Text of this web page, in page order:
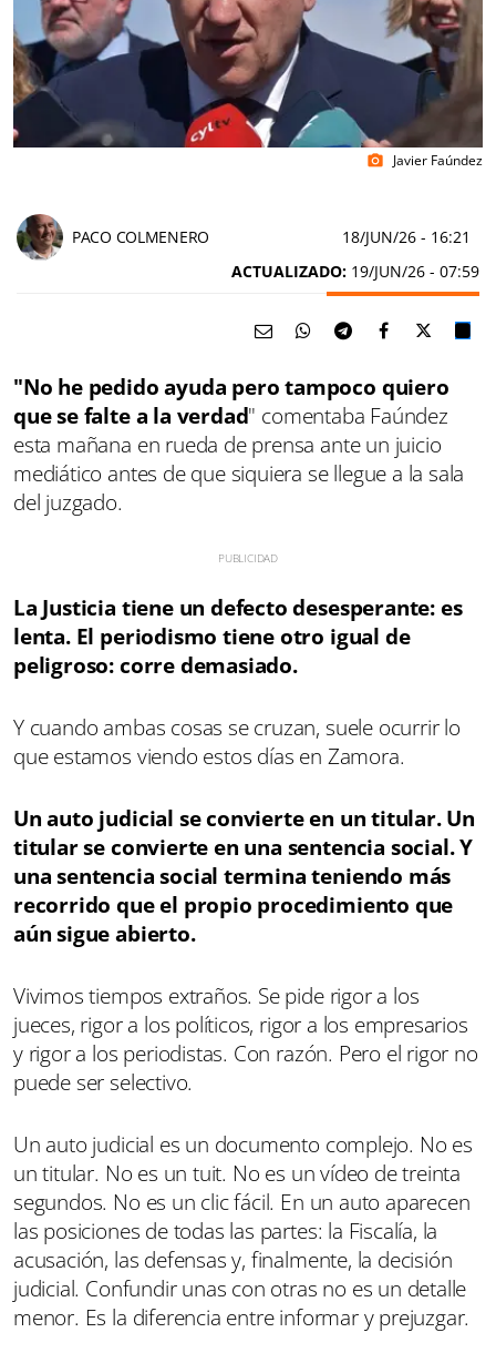
photo_camera Javier Faúndez
PACO COLMENERO 18/JUN/26 - 16:21
ACTUALIZADO: 19/JUN/26 - 07:59
"No he pedido ayuda pero tampoco quiero
que se falte a la verdad" comentaba Faúndez
esta mañana en rueda de prensa ante un juicio
mediático antes de que siquiera se llegue a la sala
del juzgado.
La Justicia tiene un defecto desesperante: es
lenta. El periodismo tiene otro igual de
peligroso: corre demasiado.
Y cuando ambas cosas se cruzan, suele ocurrir lo
que estamos viendo estos días en Zamora.
Un auto judicial se convierte en un titular. Un
titular se convierte en una sentencia social. Y
una sentencia social termina teniendo más
recorrido que el propio procedimiento que
aún sigue abierto.
Vivimos tiempos extraños. Se pide rigor a los
jueces, rigor a los políticos, rigor a los empresarios
y rigor a los periodistas. Con razón. Pero el rigor no
puede ser selectivo.
Un auto judicial es un documento complejo. No es
un titular. No es un tuit. No es un vídeo de treinta
segundos. No es un clic fácil. En un auto aparecen
las posiciones de todas las partes: la Fiscalía, la
acusación, las defensas y, finalmente, la decisión
judicial. Confundir unas con otras no es un detalle
menor. Es la diferencia entre informar y prejuzgar.